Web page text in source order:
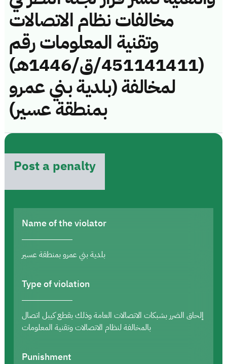
مخالفات نظام الاتصالات
وتقنية المعلومات رقم
(451141411/ق/1446هـ)
لمخالفة (بلدية بني عمرو
بمنطقة عسير)
Post a penalty
Name of the violator
بلدية بني عمرو بمنطقة عسير
Type of violation
إلحاق الضرر بشبكات الاتصالات العامة وذلك بقطع كيبل اتصال
بالمخالفة لنظام الاتصالات وتقنية المعلومات
Punishment